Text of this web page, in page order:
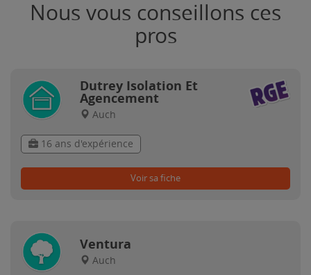
Nous vous conseillons ces
pros
Dutrey Isolation Et
Agencement
Auch
16 ans d'expérience
Voir sa fiche
Ventura
Auch